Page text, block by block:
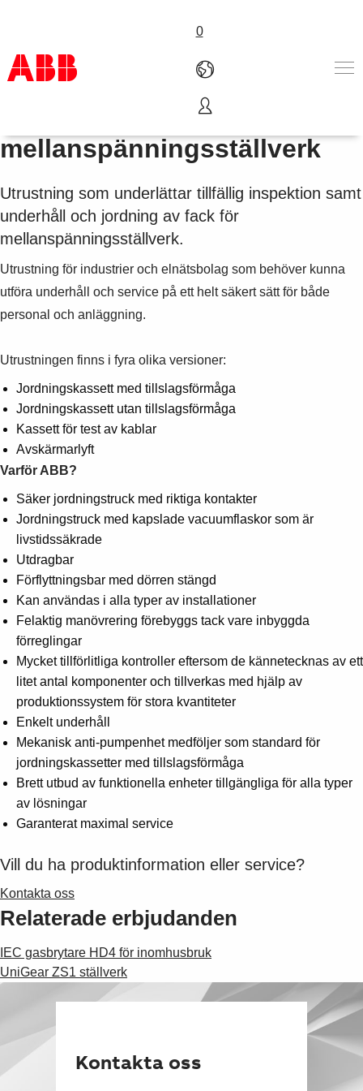
0
Produkter och tjänster
Industrier
Om ABB
Här kan du köpa
Kontakta oss
See more products
Shopping list preview
0
Utrustning för underhåll av
mellanspänningsställverk
Utrustning som underlättar tillfällig inspektion samt
underhåll och jordning av fack för
mellanspänningsställverk.
Utrustning för industrier och elnätsbolag som behöver kunna
utföra underhåll och service på ett helt säkert sätt för både
personal och anläggning.
Utrustningen finns i fyra olika versioner:
Jordningskassett med tillslagsförmåga
Jordningskassett utan tillslagsförmåga
Kassett för test av kablar
Avskärmarlyft
Varför ABB?
Säker jordningstruck med riktiga kontakter
Jordningstruck med kapslade vacuumflaskor som är
livstidssäkrade
Utdragbar
Förflyttningsbar med dörren stängd
Kan användas i alla typer av installationer
Felaktig manövrering förebyggs tack vare inbyggda
förreglingar
Mycket tillförlitliga kontroller eftersom de kännetecknas av ett
litet antal komponenter och tillverkas med hjälp av
produktionssystem för stora kvantiteter
Enkelt underhåll
Mekanisk anti-pumpenhet medföljer som standard för
jordningskassetter med tillslagsförmåga
Brett utbud av funktionella enheter tillgängliga för alla typer
av lösningar
Garanterat maximal service
Vill du ha produktinformation eller service?
Kontakta oss
Relaterade erbjudanden
IEC gasbrytare HD4 för inomhusbruk
UniGear ZS1 ställverk
Kontakta oss